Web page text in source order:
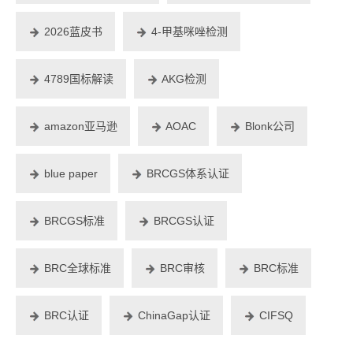
2026蓝皮书 4-甲基咪唑检测
4789国标解读 AKG检测
amazon亚马逊 AOAC Blonk公司
blue paper BRCGS体系认证
BRCGS标准 BRCGS认证
BRC全球标准 BRC审核 BRC标准
BRC认证 ChinaGap认证 CIFSQ